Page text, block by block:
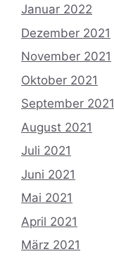
Januar 2022
Dezember 2021
November 2021
Oktober 2021
September 2021
August 2021
Juli 2021
Juni 2021
Mai 2021
April 2021
März 2021